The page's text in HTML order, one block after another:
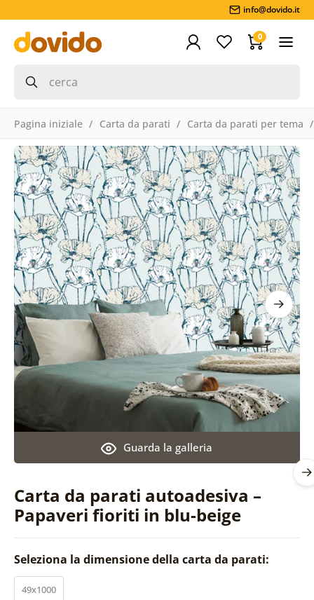
info@dovido.it
0
Pagina iniziale Carta da parati Carta da parati per tema
Carta da parati autoadesiva –
Papaveri fioriti in blu-beige
Guarda la galleria
Seleziona la dimensione della carta da parati:
49x1000